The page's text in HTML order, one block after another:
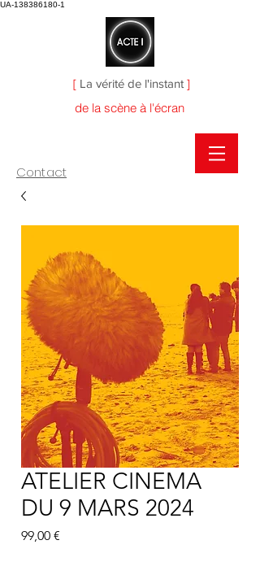
UA-138386180-1
[ La vérité de l'instant ]
de la scène à l'écran
Contact
ATELIER CINEMA
DU 9 MARS 2024
99,00 €